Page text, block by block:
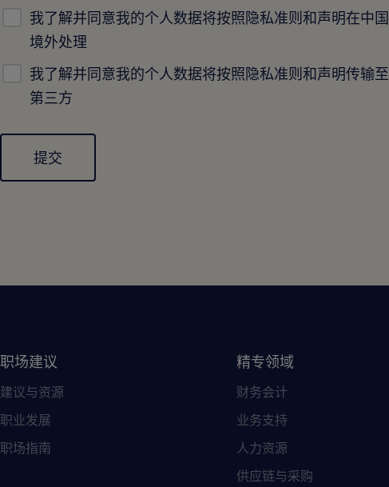
我了解并同意我的个人数据将按照隐私准则和声明在中国
境外处理
我了解并同意我的个人数据将按照隐私准则和声明传输至
第三方
职场建议
建议与资源
职业发展
职场指南
精专领域
财务会计
业务支持
人力资源
供应链与采购